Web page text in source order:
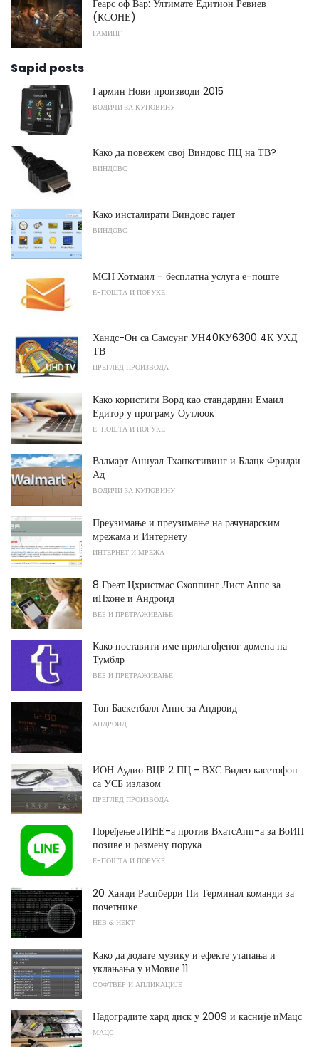
Геарс оф Вар: Ултимате Едитион Ревиев
(КСОНЕ)
ГАМИНГ
Sapid posts
Гармин Нови производи 2015
ВОДИЧИ ЗА КУПОВИНУ
Како да повежем свој Виндовс ПЦ на ТВ?
ВИНДОВС
Како инсталирати Виндовс гаџет
ВИНДОВС
МСН Хотмаил - бесплатна услуга е-поште
Е-ПОШТА И ПОРУКЕ
Хандс-Он са Самсунг УН40КУ6300 4К УХД
ТВ
ПРЕГЛЕД ПРОИЗВОДА
Како користити Ворд као стандардни Емаил
Едитор у програму Оутлоок
Е-ПОШТА И ПОРУКЕ
Валмарт Аннуал Тханксгивинг и Блацк Фридаи
Ад
ВОДИЧИ ЗА КУПОВИНУ
Преузимање и преузимање на рачунарским
мрежама и Интернету
ИНТЕРНЕТ И МРЕЖА
8 Греат Цхристмас Схоппинг Лист Аппс за
иПхоне и Андроид
ВЕБ И ПРЕТРАЖИВАЊЕ
Како поставити име прилагођеног домена на
Тумблр
ВЕБ И ПРЕТРАЖИВАЊЕ
Топ Баскетбалл Аппс за Андроид
АНДРОИД
ИОН Аудио ВЦР 2 ПЦ - ВХС Видео касетофон
са УСБ излазом
ПРЕГЛЕД ПРОИЗВОДА
Поређење ЛИНЕ-а против ВхатсАпп-а за ВоИП
позиве и размену порука
Е-ПОШТА И ПОРУКЕ
20 Ханди Распберри Пи Терминал команди за
почетнике
НЕВ & НЕКТ
Како да додате музику и ефекте утапања и
уклањања у иМовие 11
СОФТВЕР И АПЛИКАЦИЈЕ
Надоградите хард диск у 2009 и касније иМацс
МАЦС